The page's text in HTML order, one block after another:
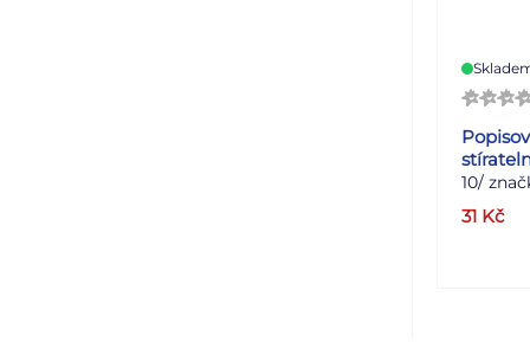
10/
tabulky,
31 Kč